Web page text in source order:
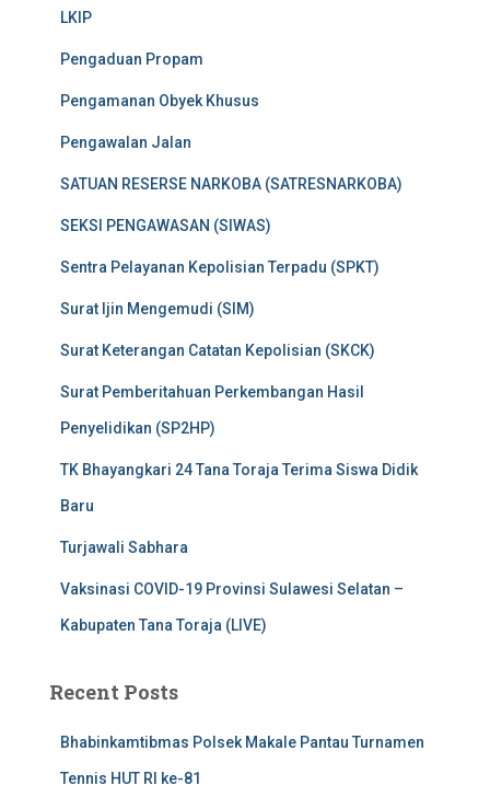
LKIP
Pengaduan Propam
Pengamanan Obyek Khusus
Pengawalan Jalan
SATUAN RESERSE NARKOBA (SATRESNARKOBA)
SEKSI PENGAWASAN (SIWAS)
Sentra Pelayanan Kepolisian Terpadu (SPKT)
Surat Ijin Mengemudi (SIM)
Surat Keterangan Catatan Kepolisian (SKCK)
Surat Pemberitahuan Perkembangan Hasil
Penyelidikan (SP2HP)
TK Bhayangkari 24 Tana Toraja Terima Siswa Didik
Baru
Turjawali Sabhara
Vaksinasi COVID-19 Provinsi Sulawesi Selatan –
Kabupaten Tana Toraja (LIVE)
Recent Posts
Bhabinkamtibmas Polsek Makale Pantau Turnamen
Tennis HUT RI ke-81